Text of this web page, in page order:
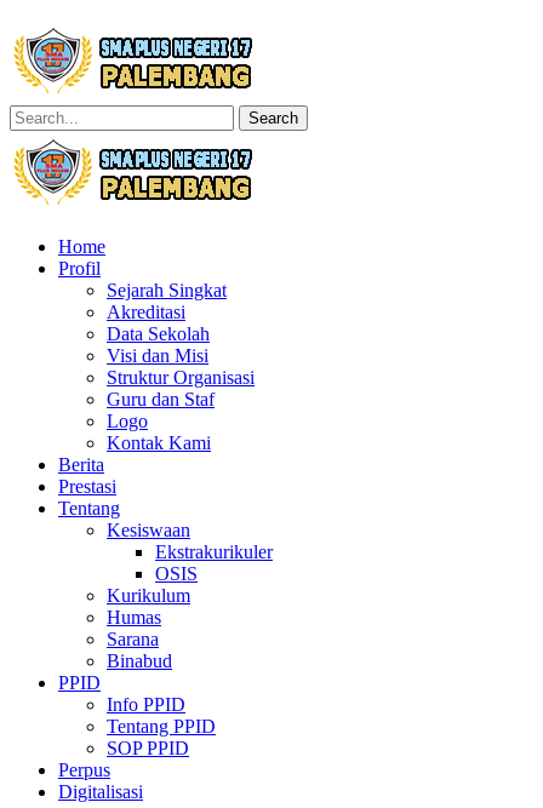
Search
Home
Profil
Sejarah Singkat
Akreditasi
Data Sekolah
Visi dan Misi
Struktur Organisasi
Guru dan Staf
Logo
Kontak Kami
Berita
Prestasi
Tentang
Kesiswaan
Ekstrakurikuler
OSIS
Kurikulum
Humas
Sarana
Binabud
PPID
Info PPID
Tentang PPID
SOP PPID
Perpus
Digitalisasi